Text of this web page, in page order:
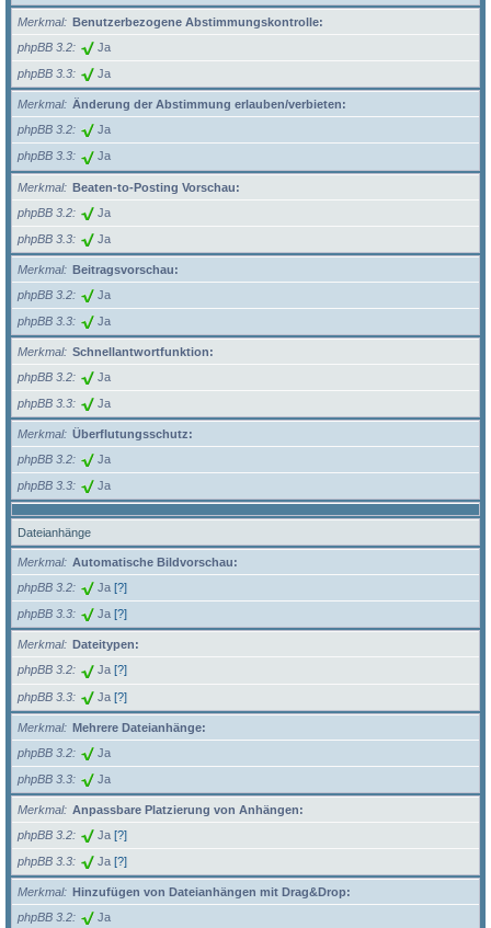
Merkmal
Benutzerbezogene Abstimmungskontrolle:
phpBB 3.2
Ja
phpBB 3.3 Ja
Merkmal
Änderung der Abstimmung erlauben/verbieten:
phpBB 3.2
Ja
phpBB 3.3 Ja
Merkmal
Beaten-to-Posting Vorschau:
phpBB 3.2
Ja
phpBB 3.3 Ja
Merkmal
Beitragsvorschau:
phpBB 3.2
Ja
phpBB 3.3 Ja
Merkmal
Schnellantwortfunktion:
phpBB 3.2
Ja
phpBB 3.3 Ja
Merkmal
Überflutungsschutz:
phpBB 3.2
Ja
phpBB 3.3 Ja
Dateianhänge
Merkmal
Automatische Bildvorschau:
phpBB 3.2
Ja [?]
phpBB 3.3 Ja [?]
Merkmal
Dateitypen:
phpBB 3.2
Ja [?]
phpBB 3.3 Ja [?]
Merkmal
Mehrere Dateianhänge:
phpBB 3.2
Ja
phpBB 3.3 Ja
Merkmal
Anpassbare Platzierung von Anhängen:
phpBB 3.2
Ja [?]
phpBB 3.3 Ja [?]
Merkmal
Hinzufügen von Dateianhängen mit Drag&Drop:
phpBB 3.2
Ja